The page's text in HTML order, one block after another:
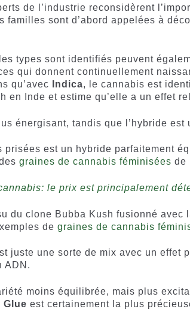
de l’industrie reconsidèrent
familles sont d’abord appelées à
types sont identifiés peuvent
qui donnent continuellement
qu’avec
Indica, le cannabis est
en Inde et estime qu’elle a un effet
énergisant, tandis que l’hybride est
prisées est un hybride parfaitement
graines de cannabis féminisées de
le prix est principalement
du clone Bubba Kush fusionné avec
degraines de cannabis
juste une sorte de mix avec un effet
ADN.
moins équilibrée, mais plus
Glue est certainement la plus